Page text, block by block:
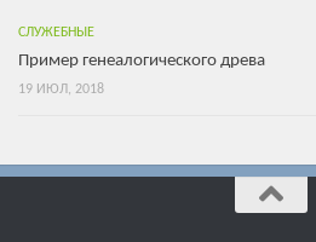
СЛУЖЕБНЫЕ
Пример генеалогического древа
19 ИЮЛ, 2018